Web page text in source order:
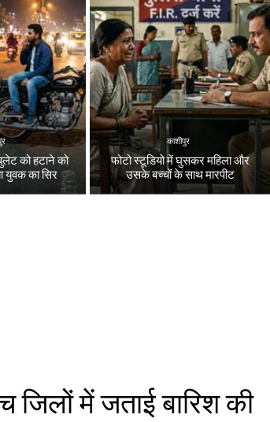
को हटाने को
युवक का सिर
काशीपुर
फोटो स्टूडियो में घुसकर महिला और
उसके बच्चों के साथ मारपीट